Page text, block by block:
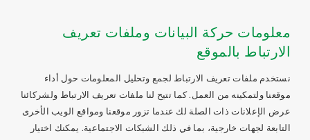
معلومات حركة البيانات وملفات تعريف
الارتباط بالموقع
نستخدم ملفات تعريف الارتباط لجمع وتحليل المعلومات حول أداء
موقعنا ولتمكينه من العمل. كما تتيح لنا ملفات تعريف الارتباط ولشركائنا
عرض الإعلانات ذات الصلة لك عندما تزور موقعنا ومواقع الويب الأخرى
التابعة لجهات خارجية، بما في ذلك الشبكات الاجتماعية. يمكنك اختيار